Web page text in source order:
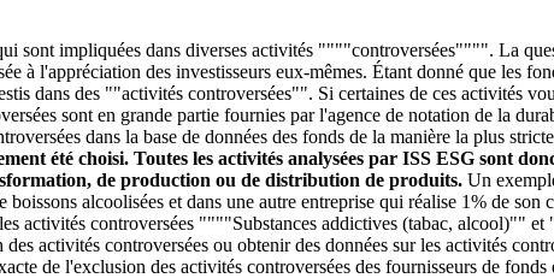
sont impliquées dans diverses activités """"controversées"""". La
à l'appréciation des investisseurs eux-mêmes. Étant donné que les
dans des ""activités controversées"". Si certaines de ces activités
sont en grande partie fournies par l'agence de notation de la
dans la base de données des fonds de la manière la plus
été choisi. Toutes les activités analysées par ISS ESG sont
de production ou de distribution de produits. Un
alcoolisées et dans une autre entreprise qui réalise 1% de
activités controversées """"Substances addictives (tabac,
activités controversées ou obtenir des données sur les activités
de l'exclusion des activités controversées des fournisseurs de fonds